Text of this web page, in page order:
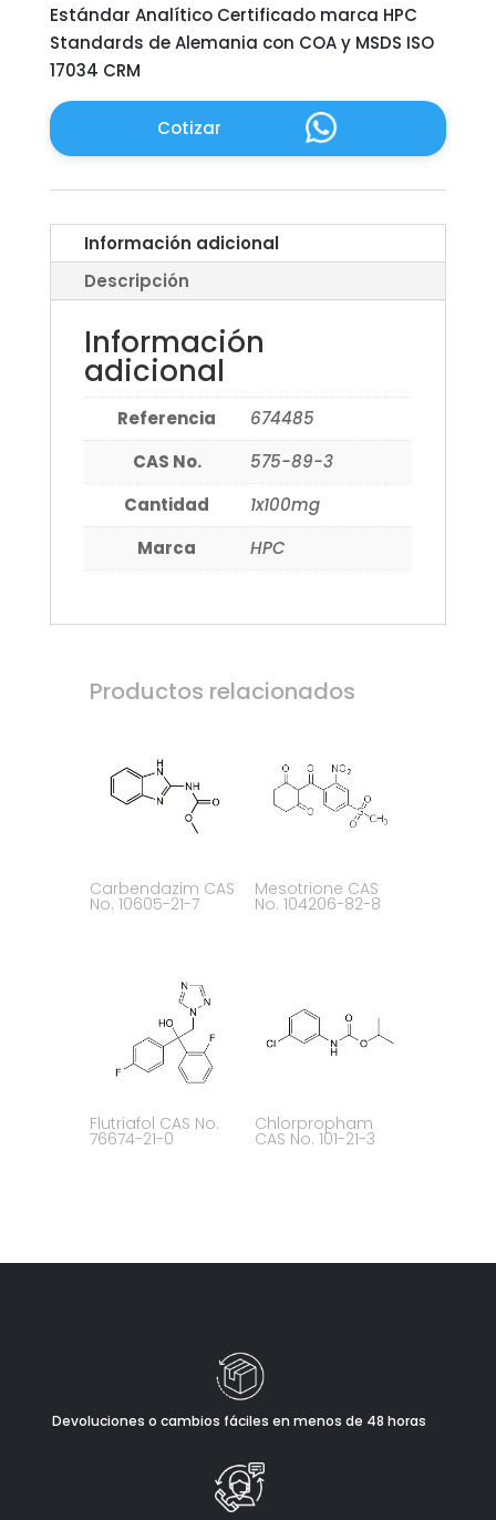
Estándar Analítico Certificado marca HPC
Standards de Alemania con COA y MSDS ISO
17034 CRM
Cotizar
Información adicional
Descripción
Información
adicional
Referencia
674485
CAS No.
575-89-3
Cantidad
1x100mg
Marca
HPC
Productos relacionados
Carbendazim CAS
No. 10605-21-7
Mesotrione CAS
No. 104206-82-8
Flutriafol CAS No.
76674-21-0
Chlorpropham
CAS No. 101-21-3
Devoluciones o cambios fáciles en menos de 48 horas